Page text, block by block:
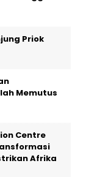
Priok
Memutus
Centre
Afrika